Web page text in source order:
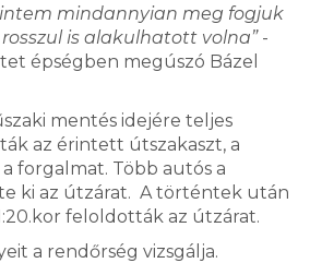
mindannyian meg fogjuk
is alakulhatott volna”-
épségben megúszó Bázel
mentés idejére teljes
az érintett útszakaszt, a
forgalmat. Több autós a
ki az útzárat. A történtek után
feloldották az útzárat.
a rendőrség vizsgálja.